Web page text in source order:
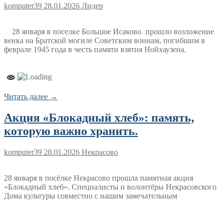
komputer39 28.01.2026 Лидер
28 января в поселке Большое Исаково прошло возложение
венка на Братской могиле Советским воинам, погибшим в
феврале 1945 года в честь памяти взятия Нойхаузена.
Читать далее →
Акция «Блокадный хлеб»: память,
которую важно хранить.
komputer39 28.01.2026 Некрасово
28 января в посёлке Некрасово прошла памятная акция
«Блокадный хлеб». Специалисты и волонтёры Некрасовского
Дома культуры совместно с нашим замечательным